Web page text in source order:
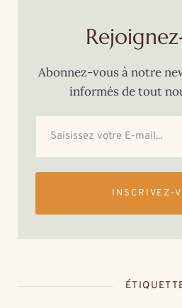
Abonnez-vous à notre
informés de tout
INSCRIVEZ-